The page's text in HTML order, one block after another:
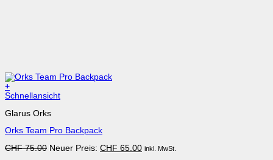
+
Schnellansicht
Glarus Orks
Orks Team Pro Backpack
CHF75.00 Ursprünglicher
Neuer Preis: CHF 65.00Aktueller
inkl. MwSt.